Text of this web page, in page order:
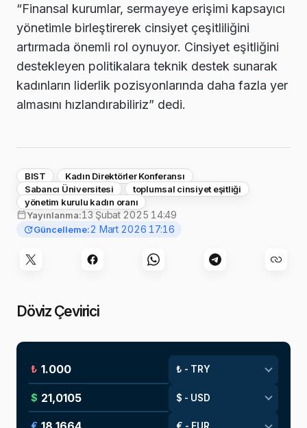
“Finansal kurumlar, sermayeye erişimi kapsayıcı
yönetimle birleştirerek cinsiyet çeşitliliğini
artırmada önemli rol oynuyor. Cinsiyet eşitliğini
destekleyen politikalara teknik destek sunarak
kadınların liderlik pozisyonlarında daha fazla yer
almasını hızlandırabiliriz” dedi.
BIST
Kadın Direktörler Konferansı
Sabancı Üniversitesi
toplumsal cinsiyet eşitliği
yönetim kurulu kadın oranı
Yayınlanma:13 Şubat 2025 14:49
Güncelleme:2 Mart 2026 17:16
Döviz Çevirici
₺
$